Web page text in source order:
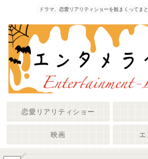
ドラマ、恋愛リアリティショーを観まくってま
恋愛リアリティショー
映画 エ